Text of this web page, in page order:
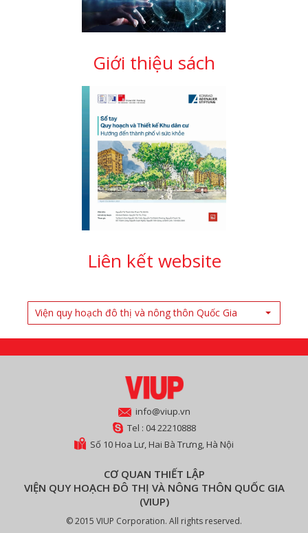
Giới thiệu sách
Liên kết website
Viện quy hoạch đô thị và nông thôn Quốc Gia
info@viup.vn
Tel : 04 22210888
Số 10 Hoa Lư, Hai Bà Trưng, Hà Nội
CƠ QUAN THIẾT LẬP
VIỆN QUY HOẠCH ĐÔ THỊ VÀ NÔNG THÔN QUỐC GIA
(VIUP)
© 2015 VIUP Corporation. All rights reserved.